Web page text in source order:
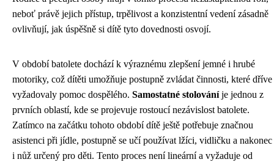
neboť právě jejich přístup, trpělivost a konzistentní vedení zásadně
ovlivňují, jak úspěšně si dítě tyto dovednosti osvojí.
V období batolete dochází k výraznému zlepšení jemné i hrubé
motoriky, což dítěti umožňuje postupně zvládat činnosti, které dříve
vyžadovaly pomoc dospělého. Samostatné stolováníje jednou z
prvních oblastí, kde se projevuje rostoucí nezávislost batolete.
Zatímco na začátku tohoto období dítě ještě potřebuje značnou
asistenci při jídle, postupně se učí používat lžíci, vidličku a nakonec
i nůž určený pro děti. Tento proces není lineární a vyžaduje od